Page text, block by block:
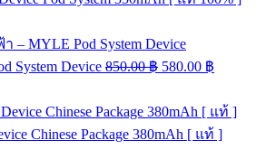
System Device 850.00฿ 580.00 ฿
Chinese Package 380mAh [ แท้ ]